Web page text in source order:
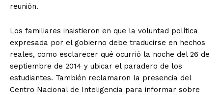
reunión.
Los familiares insistieron en que la voluntad política
expresada por el gobierno debe traducirse en hechos
reales, como esclarecer qué ocurrió la noche del 26 de
septiembre de 2014 y ubicar el paradero de los
estudiantes. También reclamaron la presencia del
Centro Nacional de Inteligencia para informar sobre